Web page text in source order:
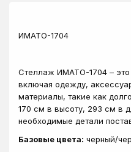
ИМАТО-1704
Стеллаж ИМАТО-1704 – это
включая одежду,
материалы, такие как
170 см в высоту, 293 см в
необходимые детали
Базовые цвета: черный/